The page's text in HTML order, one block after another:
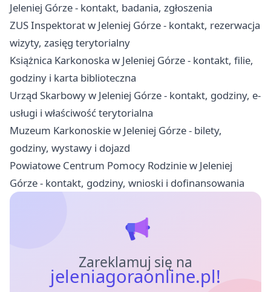
Jeleniej Górze - kontakt, badania, zgłoszenia
ZUS Inspektorat w Jeleniej Górze - kontakt, rezerwacja
wizyty, zasięg terytorialny
Książnica Karkonoska w Jeleniej Górze - kontakt, filie,
godziny i karta biblioteczna
Urząd Skarbowy w Jeleniej Górze - kontakt, godziny, e-
usługi i właściwość terytorialna
Muzeum Karkonoskie w Jeleniej Górze - bilety,
godziny, wystawy i dojazd
Powiatowe Centrum Pomocy Rodzinie w Jeleniej
Górze - kontakt, godziny, wnioski i dofinansowania
Zareklamuj się na
jeleniagoraonline.pl!